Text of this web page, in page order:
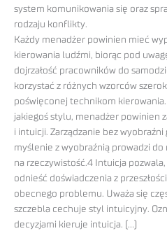
system komunikowania się oraz
rodzaju konflikty.
Każdy menadżer powinien mieć
kierowania ludźmi, biorąc pod
dojrzałość pracowników do
korzystać z różnych wzorców
poświęconej technikom
jakiegoś stylu, menadżer powinien
i intuicji. Zarządzanie bez
myślenie z wyobraźnią prowadzi
na rzeczywistość.4 Intuicja
odnieść doświadczenia z
obecnego problemu. Uważa się
szczebla cechuje styl intuicyjny.
decyzjami kieruje intuicja. (…)